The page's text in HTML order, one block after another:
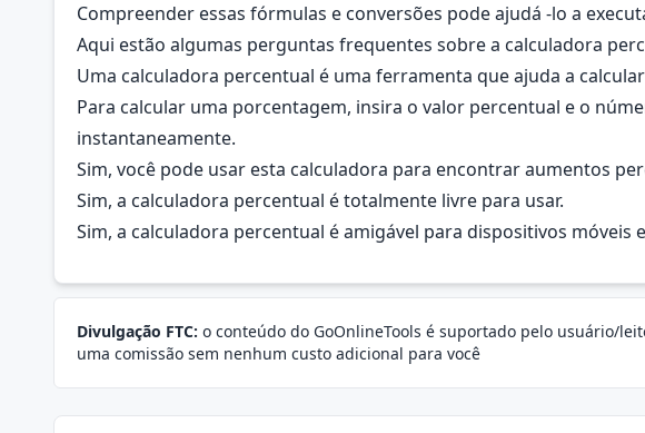
Compreender essas fórmulas e conversões pode ajudá -lo a
Aqui estão algumas perguntas frequentes sobre a calculadora
Uma calculadora percentual é uma ferramenta que ajuda a
Para calcular uma porcentagem, insira o valor percentual e o
instantaneamente.
Sim, você pode usar esta calculadora para encontrar aumentos
Sim, a calculadora percentual é totalmente livre para usar.
Sim, a calculadora percentual é amigável para dispositivos
Divulgação FTC: o conteúdo do GoOnlineTools é suportado pelo usuário/
uma comissão sem nenhum custo adicional para você